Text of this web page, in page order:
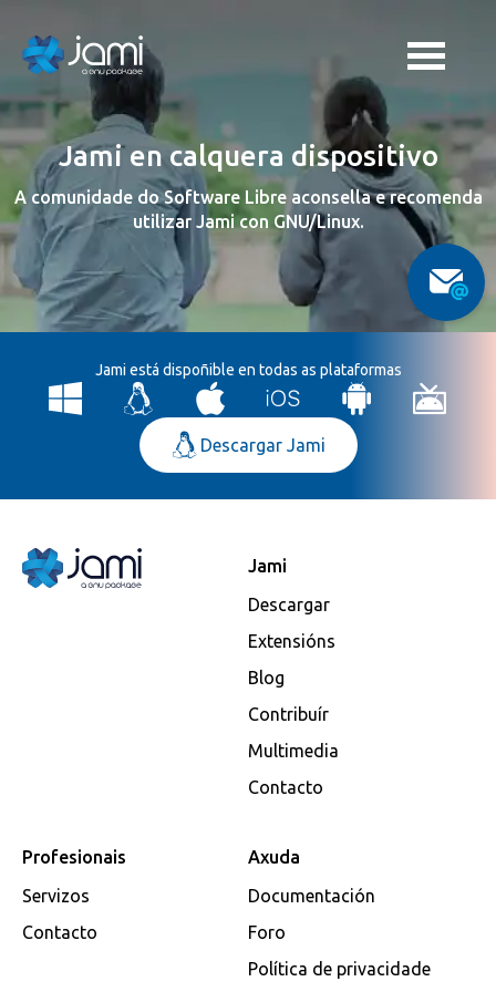
Jami en calquera dispositivo
A comunidade do Software Libre aconsella e recomenda
utilizar Jami con GNU/Linux.
Jami está dispoñible en todas as plataformas
Descargar Jami
Jami
Descargar
Extensións
Blog
Contribuír
Multimedia
Contacto
Profesionais
Servizos
Contacto
Axuda
Documentación
Foro
Política de privacidade